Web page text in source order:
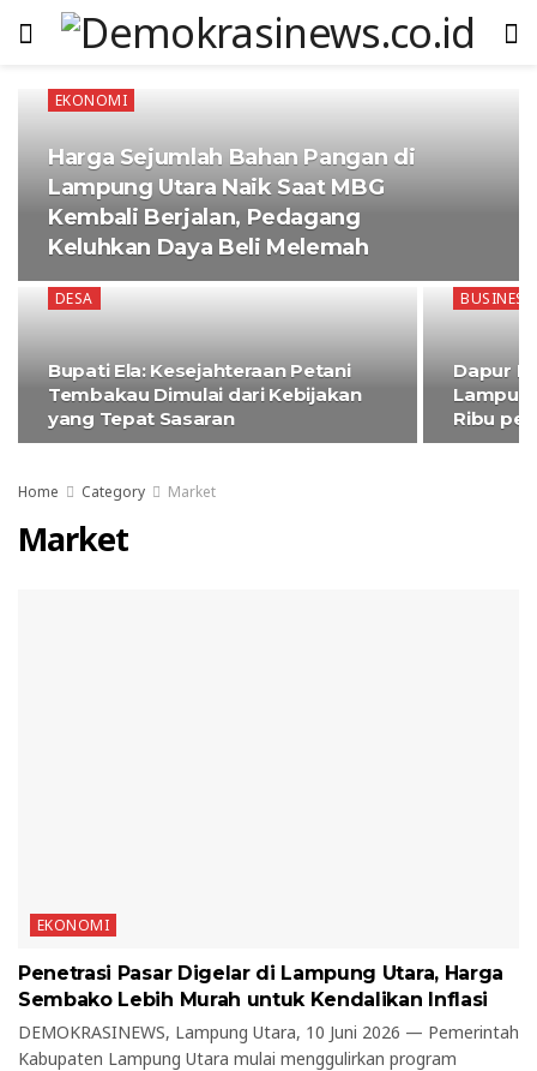
EKONOMI
Harga Sejumlah Bahan Pangan di
Lampung Utara Naik Saat MBG
Kembali Berjalan, Pedagang
Keluhkan Daya Beli Melemah
DESA
Bupati Ela: Kesejahteraan Petani
Tembakau Dimulai dari Kebijakan
yang Tepat Sasaran
BUSINESS
Dapur
Ribu
Home Category Market
Market
EKONOMI
Penetrasi Pasar Digelar di Lampung Utara, Harga
Sembako Lebih Murah untuk Kendalikan Inflasi
DEMOKRASINEWS, Lampung Utara, 10 Juni 2026 — Pemerintah
Kabupaten Lampung Utara mulai menggulirkan program